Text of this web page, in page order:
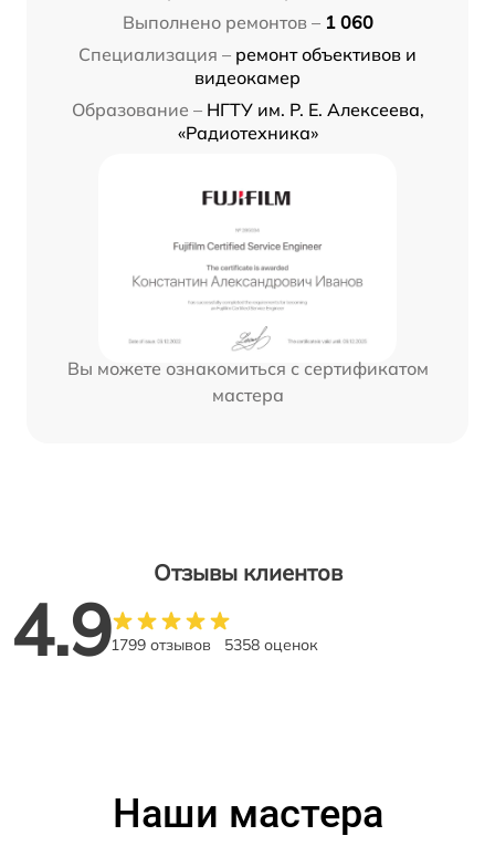
Выполнено ремонтов – 1 060
Специализация – ремонт объективов и
видеокамер
Образование – НГТУ им. Р. Е. Алексеева,
«Радиотехника»
Вы можете ознакомиться с сертификатом
мастера
Отзывы клиентов
4.91799 отзывов 5358 оценок
Наши мастера